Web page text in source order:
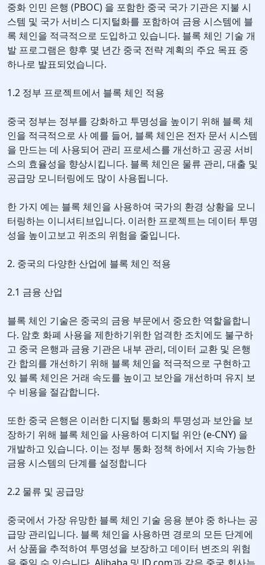
중화 인민 은행 (PBOC) 을 포함한 중국 국가 기관은 지불 시
스템 및 국가 서비스 디지털화를 포함하여 금융 시스템에 블
록 체인을 적극적으로 도입하고 있습니다. 블록 체인 기술 개
발 프로그램은 향후 몇 년간 중국 전략 계획의 주요 목표 중
하나로 발표되었습니다.
1.2 정부 프로젝트에서 블록 체인 적용
중국 정부는 정부를 강화하고 투명성을 높이기 위해 블록 체
인을 적극적으로 사 예를 들어, 블록 체인은 전자 문서 시스템
을 만드는 데 사용되어 관리 프로세스를 개선하고 공공 서비
스의 효율성을 향상시킵니다. 블록 체인은 물류 관리, 대출 및
공급망 모니터링에도 많이 사용됩니다.
한 가지 예는 블록 체인을 사용하여 국가의 환경 상황을 모니
터링하는 이니셔티브입니다. 이러한 프로젝트는 데이터 투명
성을 높이고보고 위조의 위험을 줄입니다.
2. 중국의 다양한 산업에 블록 체인 적용
2.1 금융 산업
블록 체인 기술은 중국의 금융 부문에서 중요한 역할을합니
다. 암호 화폐 사용을 제한하기위한 엄격한 조치에도 불구하
고 중국 은행과 금융 기관은 내부 관리, 데이터 교환 및 은행
간 합의를 개선하기 위해 블록 체인을 적극적으로 구현하고
있 블록 체인은 거래 속도를 높이고 보안을 개선하며 유지 보
수 비용을 절감합니다.
또한 중국 은행은 이러한 디지털 통화의 투명성과 보안을 보
장하기 위해 블록 체인을 사용하여 디지털 위안 (e-CNY) 을
개발하고 있습니다. 이는 정부 통화 정책 하에서 지속 가능한
금융 시스템의 단계를 설정합니다
2.2 물류 및 공급망
중국에서 가장 유망한 블록 체인 기술 응용 분야 중 하나는 공
급망 관리입니다. 블록 체인을 사용하면 경로의 모든 단계에
서 상품을 추적하여 투명성을 보장하고 데이터 변조의 위험